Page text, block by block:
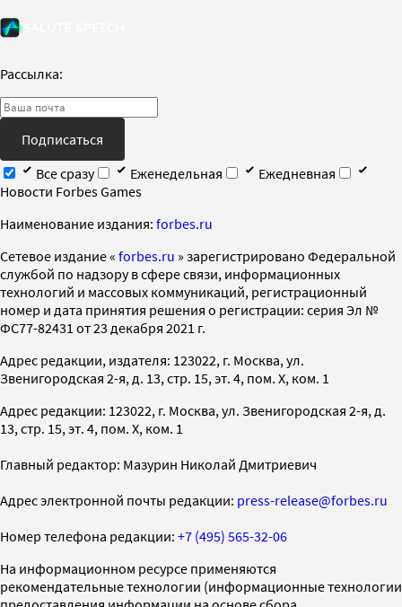
Рассылка:
Подписаться
Все сразу
Еженедельная
Ежедневная
Новости Forbes Games
Наименование издания: forbes.ru
Cетевое издание « forbes.ru » зарегистрировано Федеральной
службой по надзору в сфере связи, информационных
технологий и массовых коммуникаций, регистрационный
номер и дата принятия решения о регистрации: серия Эл №
ФС77-82431 от 23 декабря 2021 г.
Адрес редакции, издателя: 123022, г. Москва, ул.
Звенигородская 2-я, д. 13, стр. 15, эт. 4, пом. X, ком. 1
Адрес редакции: 123022, г. Москва, ул. Звенигородская 2-я, д.
13, стр. 15, эт. 4, пом. X, ком. 1
Главный редактор: Мазурин Николай Дмитриевич
Адрес электронной почты редакции: press-release@forbes.ru
Номер телефона редакции: +7 (495) 565-32-06
На информационном ресурсе применяются
рекомендательные технологии (информационные технологии